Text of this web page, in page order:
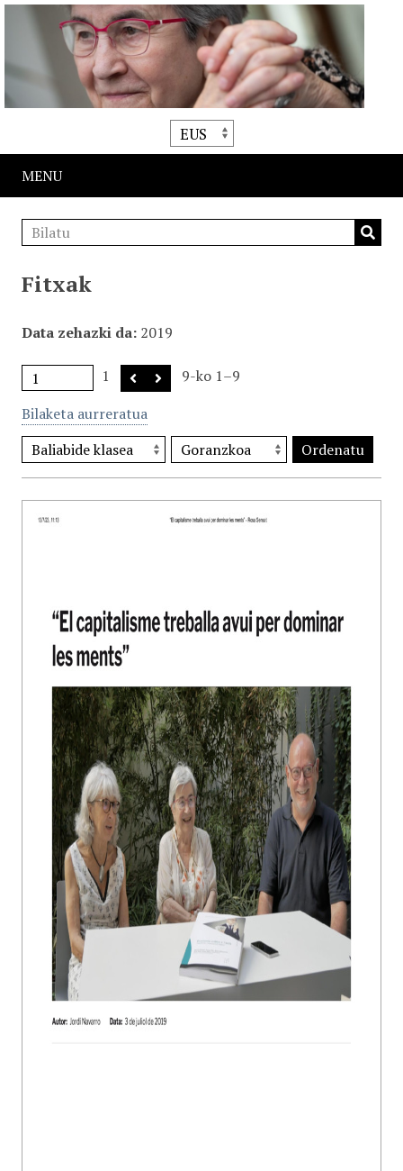
MENU
Fitxak
Data zehazki da 2019
1
9-ko 1–9
Bilaketa aurreratua
Ordenatu